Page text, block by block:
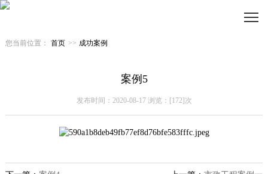
您当前位置： 首页 >> 成功案例
案例5
发布时间：2020-08-17 浏览：[172]次